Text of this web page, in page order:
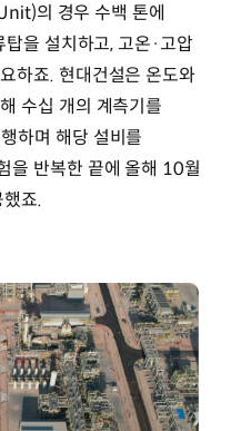
의 경우 수백 톤에
을 설치하고, 고온·고압
하죠. 현대건설은 온도와
수십 개의 계측기를
하며 해당 설비를
을 반복한 끝에 올해 10월
죠.